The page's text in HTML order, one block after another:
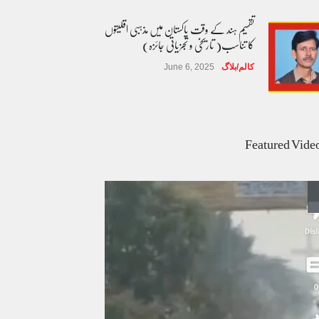
تقسیم ہند کے وقت پاکستان میں مذہبی اقلیتوں
کا تناسب( تاریخی و تجزیاتی جائزہ)
کالم/بلاگ June 6, 2025
بیٹیاں
پسند کی شادیوں کا بڑھتا ہوا رجحان اور راولپنڈی
کی یوسیز میں اندارج پر پابندی ایک نیا تنازعہ
کالم/بلاگ October 14, 2025
Featured